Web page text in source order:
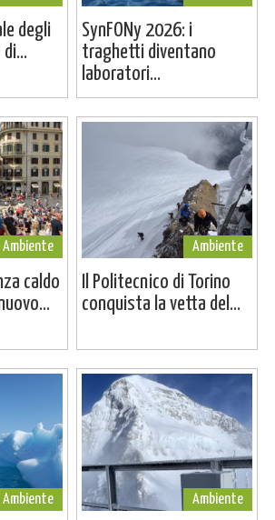
degli
SynFONy 2026: i
traghetti diventano
laboratori...
Ambiente
caldo
Ambiente
Il Politecnico di Torino
conquista la vetta del...
Ambiente Ambiente